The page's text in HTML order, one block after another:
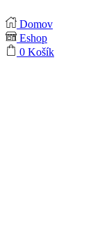
Domov
Eshop
0 Košík